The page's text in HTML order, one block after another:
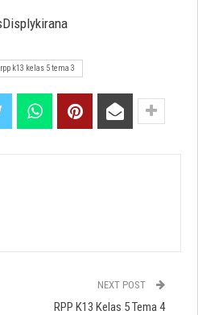
rpp k13 kelas 5 tema 3
NEXT POST
RPP K13 Kelas 5 Tema 4